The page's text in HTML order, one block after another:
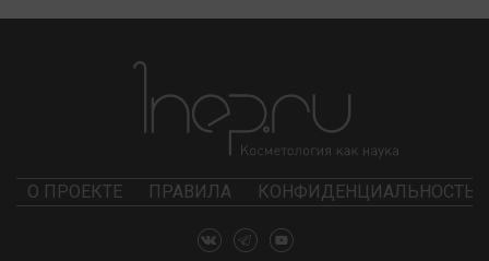
О ПРОЕКТЕ ПРАВИЛА КОНФИДЕНЦИАЛЬНОСТЬ